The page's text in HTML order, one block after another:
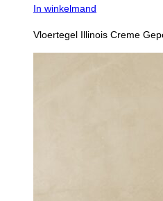
In winkelmand
Vloertegel Illinois Creme